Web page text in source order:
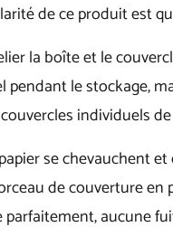
de ce produit est
la boîte et le
le stockage,
individuels
se chevauchent
de couverture
parfaitement, aucune